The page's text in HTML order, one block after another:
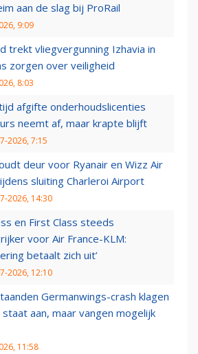
aan de slag bij ProRail
9:09
trekt vliegvergunning Izhavia in
zorgen over veiligheid
8:03
afgifte onderhoudslicenties
neemt af, maar krapte blijft
2026, 7:15
deur voor Ryanair en Wizz Air
sluiting Charleroi Airport
2026, 14:30
en First Class steeds
voor Air France-KLM:
betaalt zich uit’
2026, 12:10
Germanwings-crash klagen
aan, maar vangen mogelijk
11:58